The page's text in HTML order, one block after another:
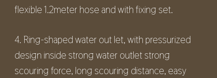
flexible 1.2meter hose and with fixing set.
4. Ring-shaped water out let, with pressurized
design inside strong water outlet strong
scouring force, long scouring distance, easy